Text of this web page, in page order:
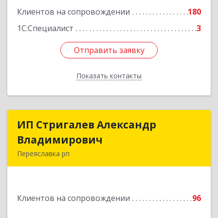
Клиентов на сопровождении
180
1С:Специалист
3
Отправить заявку
Показать контакты
Отправить заявку
Назад
ИП Стригалев Александр
Владимирович
Переяславка рп
Клиентов на сопровождении 96
ИП Стригалев Александр
Подробнее